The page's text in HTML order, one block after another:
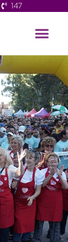
147